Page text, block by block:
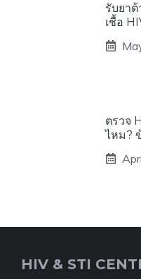
รับยา
เชื้อ
ตรวจ
ไหม?
HIV & STI